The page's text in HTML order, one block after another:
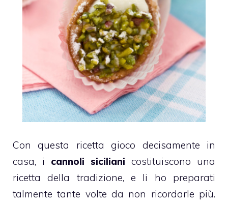
Con questa ricetta gioco decisamente in
casa, i cannoli siciliani costituiscono una
ricetta della tradizione, e li ho preparati
talmente tante volte da non ricordarle più.